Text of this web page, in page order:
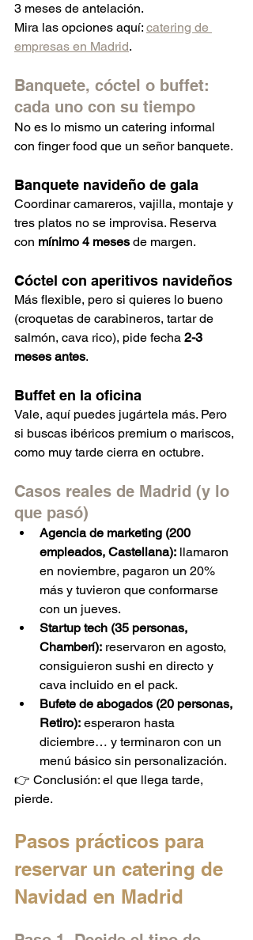
3 meses de antelación.
Mira las opciones aquí: catering de
empresas en Madrid.
Banquete, cóctel o buffet:
cada uno con su tiempo
No es lo mismo un catering informal
con finger food que un señor banquete.
Banquete navideño de gala
Coordinar camareros, vajilla, montaje y
tres platos no se improvisa. Reserva
con mínimo 4 meses de margen.
Cóctel con aperitivos navideños
Más flexible, pero si quieres lo bueno
(croquetas de carabineros, tartar de
salmón, cava rico), pide fecha 2-3
meses antes.
Buffet en la oficina
Vale, aquí puedes jugártela más. Pero
si buscas ibéricos premium o mariscos,
como muy tarde cierra en octubre.
Casos reales de Madrid (y lo
que pasó)
Agencia de marketing (200
empleados, Castellana): llamaron
en noviembre, pagaron un 20%
más y tuvieron que conformarse
con un jueves.
Startup tech (35 personas,
Chamberí): reservaron en agosto,
consiguieron sushi en directo y
cava incluido en el pack.
Bufete de abogados (20 personas,
Retiro): esperaron hasta
diciembre… y terminaron con un
menú básico sin personalización.
👉 Conclusión: el que llega tarde,
pierde.
Pasos prácticos para
reservar un catering de
Navidad en Madrid